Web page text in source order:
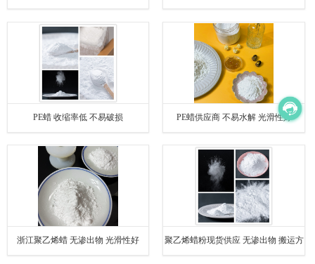
PE蜡 收缩率低 不易破损 PE蜡供应商 不易水解 光滑性好
浙江聚乙烯蜡 无渗出物 光滑性好 聚乙烯蜡粉现货供应 无渗出物 搬运方